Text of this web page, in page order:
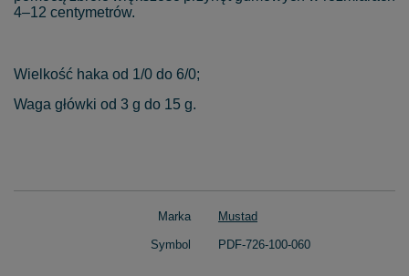
4–12 centymetrów.
Wielkość haka od 1/0 do 6/0;
Waga główki od 3 g do 15 g.
Marka Mustad
Symbol PDF-726-100-060